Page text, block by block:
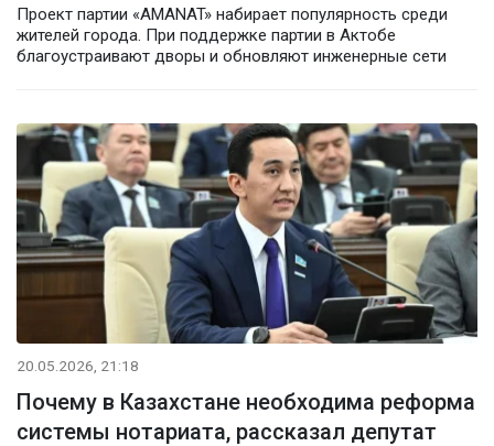
Проект партии «AMANAT» набирает популярность среди
жителей города. При поддержке партии в Актобе
благоустраивают дворы и обновляют инженерные сети
20.05.2026, 21:18
Почему в Казахстане необходима реформа
системы нотариата, рассказал депутат